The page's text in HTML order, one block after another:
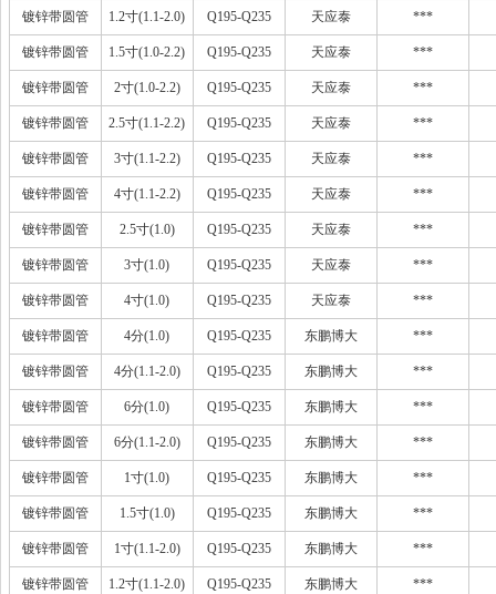
镀锌带圆管 1.2寸(1.1-2.0) Q195-Q235 天应泰 ***
镀锌带圆管 1.5寸(1.0-2.2) Q195-Q235 天应泰 ***
镀锌带圆管 2寸(1.0-2.2) Q195-Q235 天应泰 ***
镀锌带圆管 2.5寸(1.1-2.2) Q195-Q235 天应泰 ***
镀锌带圆管 3寸(1.1-2.2) Q195-Q235 天应泰 ***
镀锌带圆管 4寸(1.1-2.2) Q195-Q235 天应泰 ***
镀锌带圆管 2.5寸(1.0) Q195-Q235 天应泰 ***
镀锌带圆管 3寸(1.0) Q195-Q235 天应泰 ***
镀锌带圆管 4寸(1.0) Q195-Q235 天应泰 ***
镀锌带圆管 4分(1.0) Q195-Q235 东鹏博大 ***
镀锌带圆管 4分(1.1-2.0) Q195-Q235 东鹏博大 ***
镀锌带圆管 6分(1.0) Q195-Q235 东鹏博大 ***
镀锌带圆管 6分(1.1-2.0) Q195-Q235 东鹏博大 ***
镀锌带圆管 1寸(1.0) Q195-Q235 东鹏博大 ***
镀锌带圆管 1.5寸(1.0) Q195-Q235 东鹏博大 ***
镀锌带圆管 1寸(1.1-2.0) Q195-Q235 东鹏博大 ***
镀锌带圆管 1.2寸(1.1-2.0) Q195-Q235 东鹏博大 ***